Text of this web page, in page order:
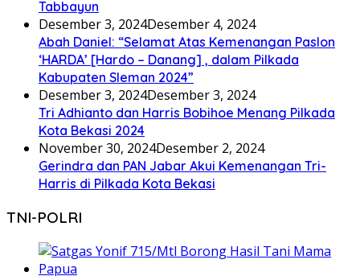
Tabbayun
Desember 3, 2024Desember 4, 2024
Abah Daniel: “Selamat Atas Kemenangan Paslon
‘HARDA’ [Hardo – Danang] , dalam Pilkada
Kabupaten Sleman 2024”
Desember 3, 2024Desember 3, 2024
Tri Adhianto dan Harris Bobihoe Menang Pilkada
Kota Bekasi 2024
November 30, 2024Desember 2, 2024
Gerindra dan PAN Jabar Akui Kemenangan Tri-
Harris di Pilkada Kota Bekasi
TNI-POLRI